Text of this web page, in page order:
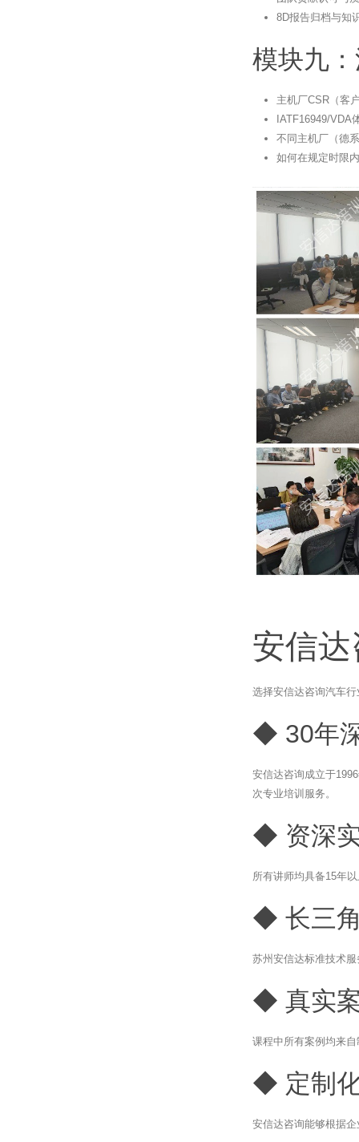
8D报告归档与知
模块九
主机厂CSR（客
IATF16949/VDA
不同主机厂（德
如何在规定时限
安信
选择安信达咨询汽车
◆ 30年
安信达咨询成立于
次专业培训服务。
◆ 资深
所有讲师均具备15年
◆ 长三
苏州安信达标准技术
◆ 真实
课程中所有案例均来
◆ 定制
安信达咨询能够根据